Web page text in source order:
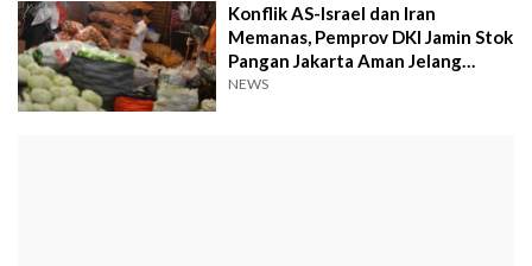
Konflik AS-Israel dan Iran
Memanas, Pemprov DKI Jamin Stok
Pangan Jakarta Aman Jelang
Lebaran
NEWS